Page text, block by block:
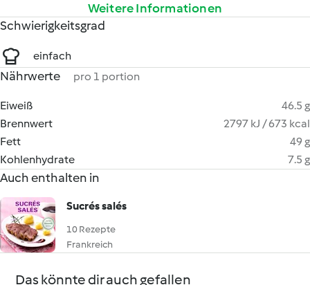
Weitere Informationen
Schwierigkeitsgrad
einfach
Nährwerte pro 1 portion
Eiweiß
46.5 g
Brennwert
2797 kJ / 673 kcal
Fett
49 g
Kohlenhydrate
7.5 g
Auch enthalten in
Sucrés salés
10 Rezepte
Frankreich
Das könnte dir auch gefallen